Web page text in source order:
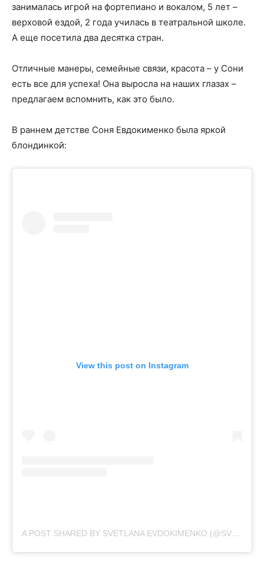
занималась игрой на фортепиано и вокалом, 5 лет –
верховой ездой, 2 года училась в театральной школе.
А еще посетила два десятка стран.
Отличные манеры, семейные связи, красота – у Сони
есть все для успеха! Она выросла на наших глазах –
предлагаем вспомнить, как это было.
В раннем детстве Соня Евдокименко была яркой
блондинкой:
View this post on Instagram
A POST SHARED BY SVETLANA EVDOKIMENKO (@SVETIKA)